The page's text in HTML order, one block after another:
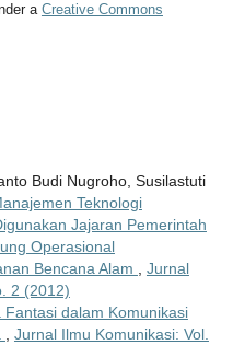
a Creative Commons
Budi Nugroho, Susilastuti
Teknologi
Jajaran Pemerintah
Operasional
Bencana Alam
Jurnal
2 (2012)
Fantasi dalam Komunikasi
Jurnal Ilmu Komunikasi: Vol.